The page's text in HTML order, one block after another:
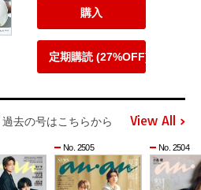
購入
定期購読 (27%OFF)
過去の号はこちらから View All
No. 2505 No. 2504